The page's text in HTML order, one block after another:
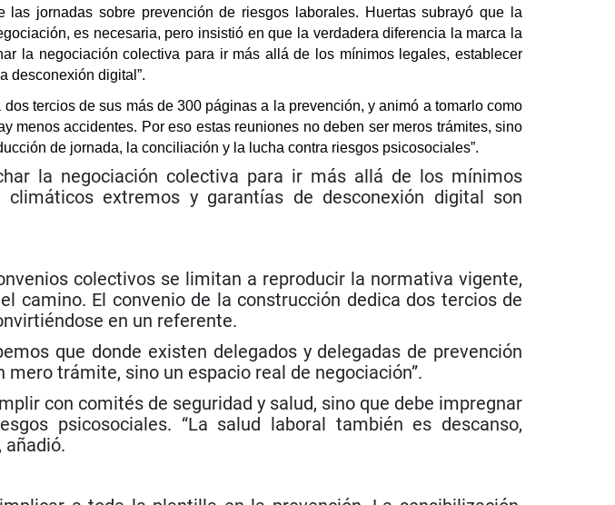
jornadas sobre prevención de riesgos laborales. Huertas subrayó que la
es necesaria, pero insistió en que la verdadera diferencia la marca la
la negociación colectiva para ir más allá de los mínimos legales, establecer
desconexión digital”.
tercios de sus más de 300 páginas a la prevención, y animó a tomarlo como
menos accidentes. Por eso estas reuniones no deben ser meros trámites, sino
de jornada, la conciliación y la lucha contra riesgos psicosociales”.
la negociación colectiva para ir más allá de los mínimos
extremos y garantías de desconexión digital son
colectivos se limitan a reproducir la normativa vigente,
camino. El convenio de la construcción dedica dos tercios de
en un referente.
que donde existen delegados y delegadas de prevención
trámite, sino un espacio real de negociación”.
con comités de seguridad y salud, sino que debe impregnar
psicosociales. “La salud laboral también es descanso,
añadió.